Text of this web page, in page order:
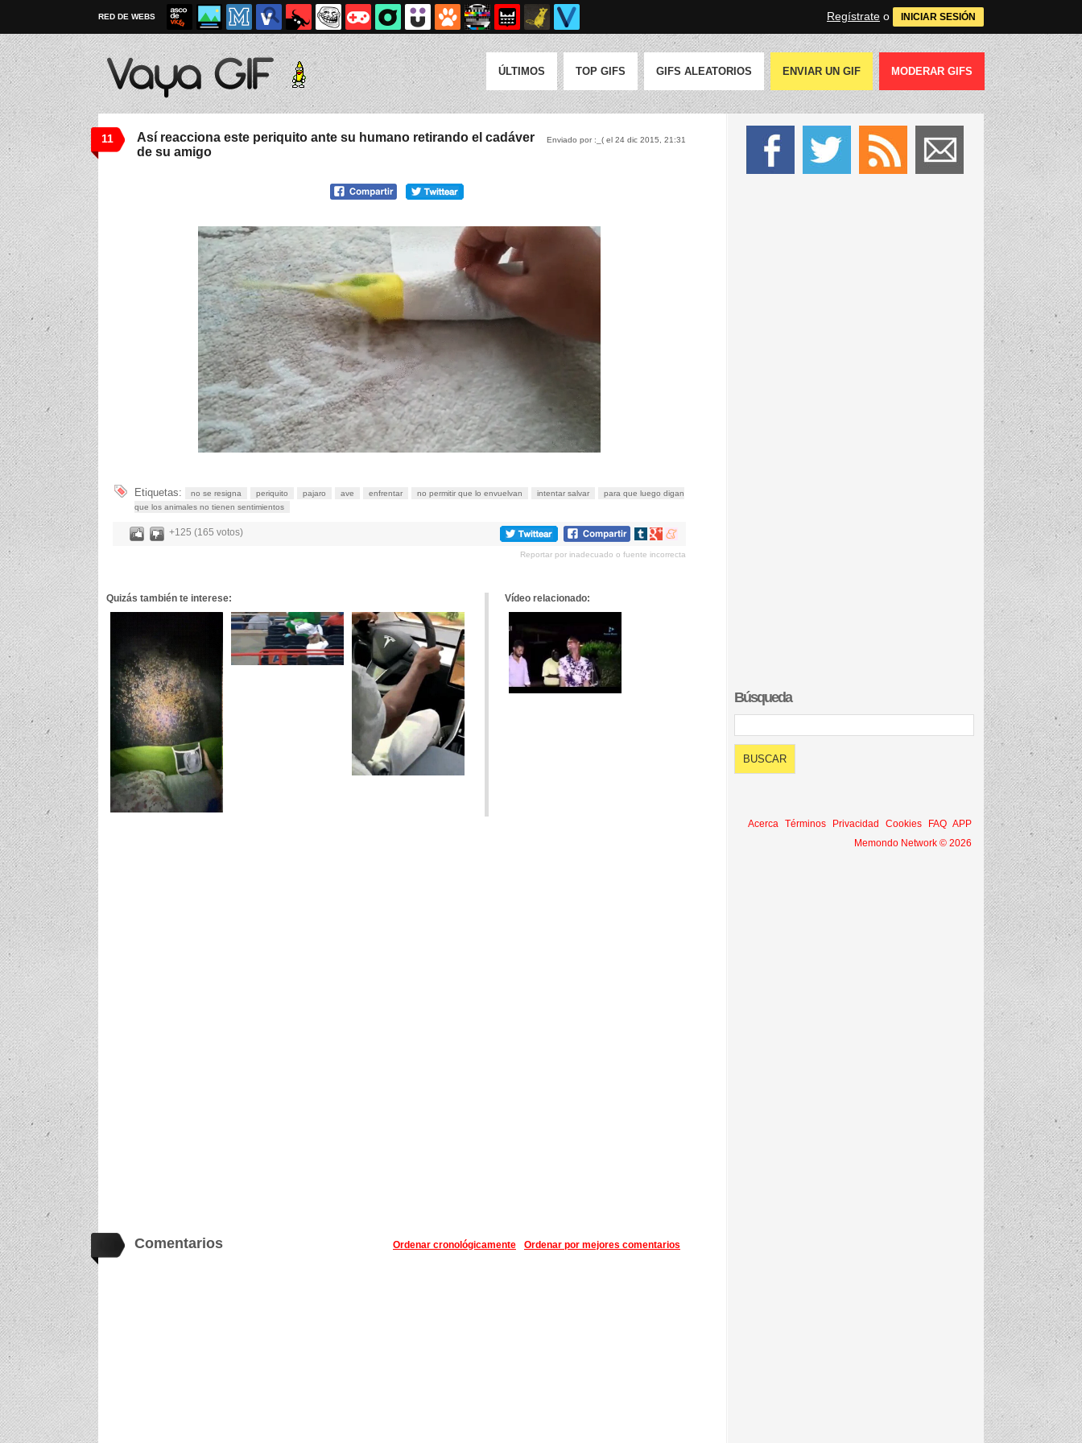
RED DE WEBS Regístrate o INICIAR SESIÓN
ÚLTIMOS TOP GIFS GIFS ALEATORIOS ENVIAR UN GIF MODERAR GIFS
11 Enviado por :_( el 24 dic 2015, 21:31
Así reacciona este periquito ante su humano retirando el cadáver
de su amigo
Etiquetas: no se resigna periquito pajaro ave enfrentar no permitir que lo envuelvan intentar salvar
para que luego digan
que los animales no tienen sentimientos
+125 (165 votos)
Compartir
tumblr
Compartir
Google+
Compartir
meneame
Reportar por inadecuado o fuente incorrecta
Quizás también te interese: Vídeo relacionado:
Comentarios Ordenar por mejores comentarios
Ordenar cronológicamente
Búsqueda
Acerca Términos Privacidad Cookies FAQ APP
Memondo Network © 2026